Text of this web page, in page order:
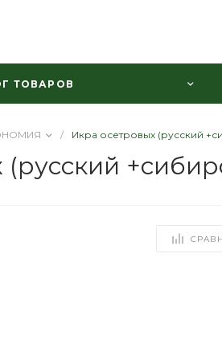
ТОВАРОВ
/ Икра осетровых (русский